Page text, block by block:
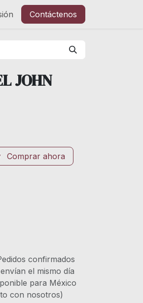
Contáctenos
JOHN
Comprar ahora
el mismo día
para México
con nosotros)